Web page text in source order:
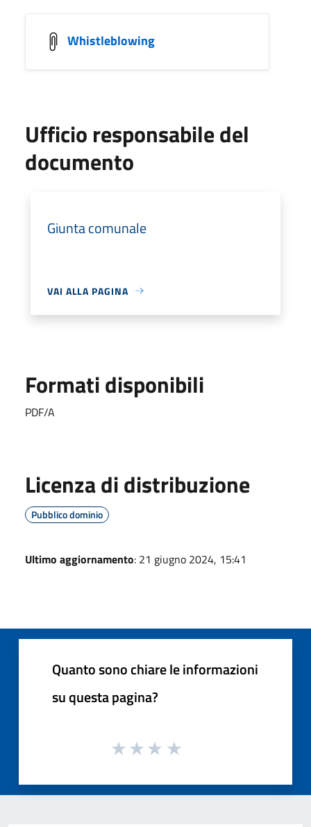
Whistleblowing
Ufficio responsabile del
documento
Giunta comunale
VAI ALLA PAGINA
Formati disponibili
PDF/A
Licenza di distribuzione
Pubblico dominio
Ultimo aggiornamento: 21 giugno 2024, 15:41
Quanto sono chiare le informazioni
su questa pagina?